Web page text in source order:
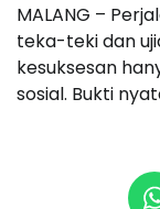
MALANG –
teka-teki dan
kesuksesan
sosial. Bukti